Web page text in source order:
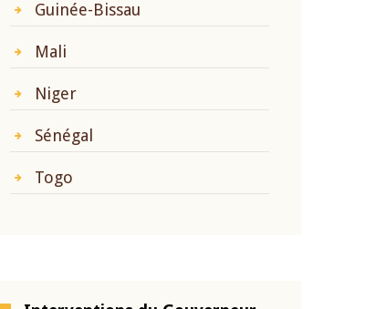
Guinée-Bissau
Mali
Niger
Sénégal
Togo